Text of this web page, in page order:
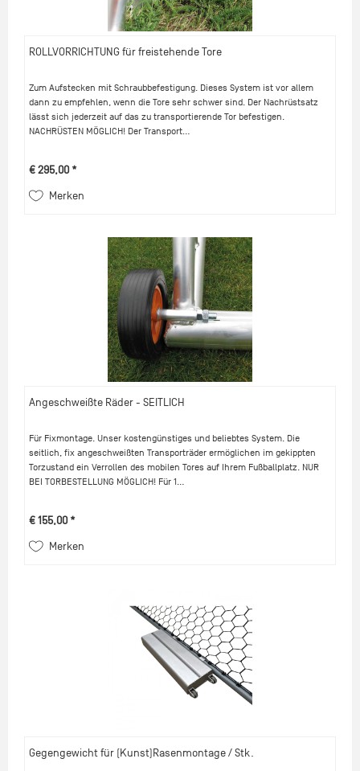
ROLLVORRICHTUNG für freistehende Tore
Zum Aufstecken mit Schraubbefestigung. Dieses System ist vor allem
dann zu empfehlen, wenn die Tore sehr schwer sind. Der Nachrüstsatz
lässt sich jederzeit auf das zu transportierende Tor befestigen.
NACHRÜSTEN MÖGLICH! Der Transport...
€ 295,00 *
Merken
Angeschweißte Räder - SEITLICH
Für Fixmontage. Unser kostengünstiges und beliebtes System. Die
seitlich, fix angeschweißten Transporträder ermöglichen im gekippten
Torzustand ein Verrollen des mobilen Tores auf Ihrem Fußballplatz. NUR
BEI TORBESTELLUNG MÖGLICH! Für 1...
€ 155,00 *
Merken
Gegengewicht für (Kunst)Rasenmontage / Stk.